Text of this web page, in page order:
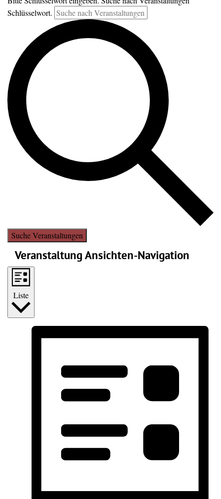
Schlüsselwort.
Suche Veranstaltungen
Veranstaltung Ansichten-Navigation
Liste